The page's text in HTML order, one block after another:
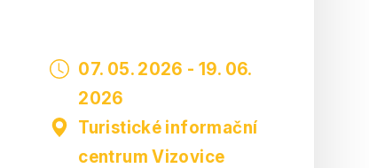
07. 05. 2026 -19. 06.
2026
Turistické informační
centrum Vizovice